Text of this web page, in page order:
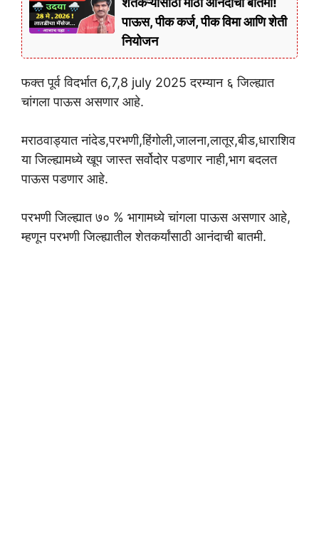
पाऊस, पीक कर्ज, पीक विमा आणि शेती
नियोजन
फक्त पूर्व विदर्भात 6,7,8 july 2025 दरम्यान ६ जिल्ह्यात
चांगला पाऊस असणार आहे.
मराठवाड्यात नांदेड,परभणी,हिंगोली,जालना,लातूर,बीड,धाराशिव
या जिल्ह्यामध्ये खूप जास्त सर्वोदोर पडणार नाही,भाग बदलत
पाऊस पडणार आहे.
परभणी जिल्ह्यात ७० % भागामध्ये चांगला पाऊस असणार आहे,
म्हणून परभणी जिल्ह्यातील शेतकर्यांसाठी आनंदाची बातमी.